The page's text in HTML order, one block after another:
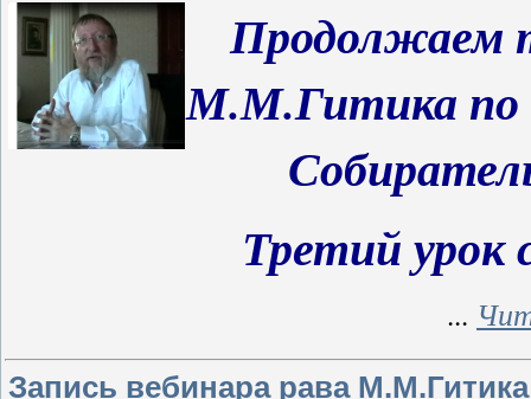
Продолжаем
М.М.Гитика по
Третий
...
Запись вебинара рава М.М.Гитика